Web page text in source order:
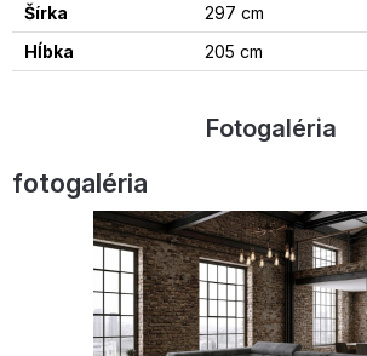
Šírka
297 cm
Hĺbka
205 cm
Fotogaléria
fotogaléria